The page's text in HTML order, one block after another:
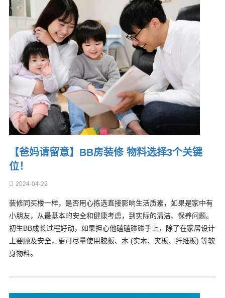
【爸妈请留意】BB房装修 物料选择3个关键
位！
2024-04-22
装修同买楼一样，是否用心拣选直接影响生活质素，如果是家中有
小朋友，从最基本的安全和健康考虑，到实际的清洁、保养问题。
初生BB成长过程好动，如果担心他磕磕碰碰手上，除了在家居设计
上要顾及安全，更可尽量使用胶板、木 (实木、夹板、纤维板) 等软
身物料。